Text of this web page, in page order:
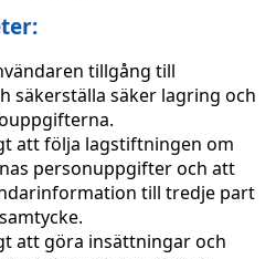
tillgång till
säkerställa säker lagring och
att följa lagstiftningen om
personuppgifter och att
till tredje part
att göra insättningar och